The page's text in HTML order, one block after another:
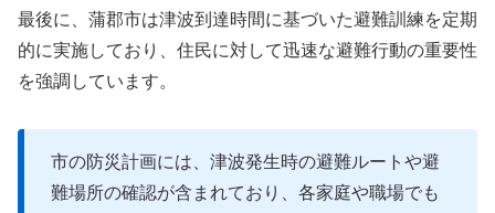
最後に、蒲郡市は津波到達時間に基づいた避難訓練を定期
的に実施しており、住民に対して迅速な避難行動の重要性
を強調しています。
市の防災計画には、津波発生時の避難ルートや避
難場所の確認が含まれており、各家庭や職場でも